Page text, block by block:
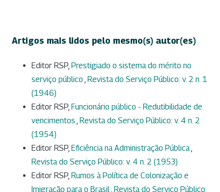
Artigos mais lidos pelo mesmo(s) autor(es)
Editor RSP, Prestigiado o sistema do mérito no
serviço público , Revista do Serviço Público: v. 2 n. 1
(1946)
Editor RSP, Funcionário público - Redutibilidade de
vencimentos , Revista do Serviço Público: v. 4 n. 2
(1954)
Editor RSP, Eficiência na Administração Pública,
Revista do Serviço Público: v. 4 n. 2 (1953)
Editor RSP, Rumos à Política de Colonização e
Imigração para o Brasil, Revista do Serviço Público: